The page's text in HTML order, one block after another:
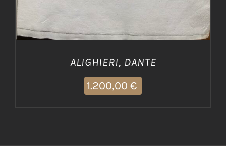
ALIGHIERI, DANTE
1.200,00 €